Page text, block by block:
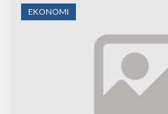
EKONOMI